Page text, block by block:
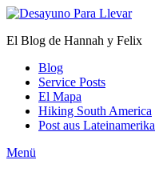
Zum
springen
El Blog de Hannah y Felix
Blog
Service Posts
El Mapa
Hiking South America
Post aus Lateinamerika
Menü